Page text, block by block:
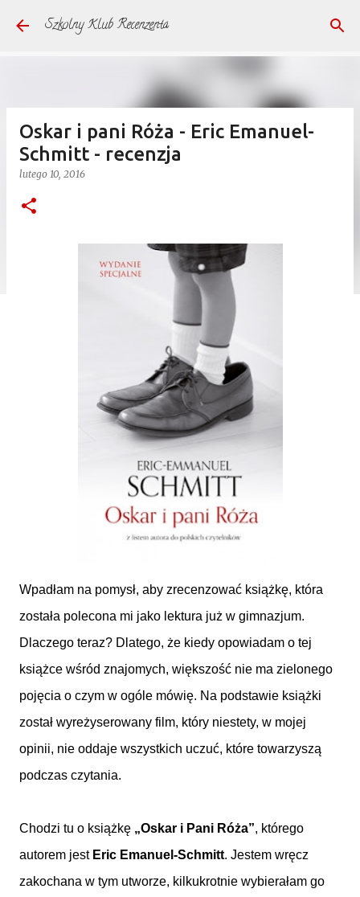
Przejdź do głównej zawartości
Szkolny Klub Recenzenta
Oskar i pani Róża - Eric Emanuel-
Schmitt - recenzja
lutego 10, 2016
Wpadłam na pomysł, aby zrecenzować książkę, która
została polecona mi jako lektura już w gimnazjum.
Dlaczego teraz? Dlatego, że kiedy opowiadam o tej
książce wśród znajomych, większość nie ma zielonego
pojęcia o czym w ogóle mówię. Na podstawie książki
został wyreżyserowany film, który niestety, w mojej
opinii, nie oddaje wszystkich uczuć, które towarzyszą
podczas czytania.
Chodzi tu o książkę „Oskar i Pani Róża”, którego
autorem jest Eric Emanuel-Schmitt. Jestem wręcz
zakochana w tym utworze, kilkukrotnie wybierałam go